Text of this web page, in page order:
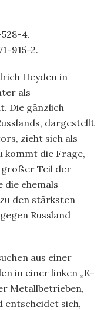
4.
915-2.
Heyden in
als
Die gänzlich
dargestellt
zieht sich als
kommt die Frage,
großer Teil der
die ehemals
den stärksten
Russland
aus einer
in einer linken „K-
Metallbetrieben,
entscheidet sich,